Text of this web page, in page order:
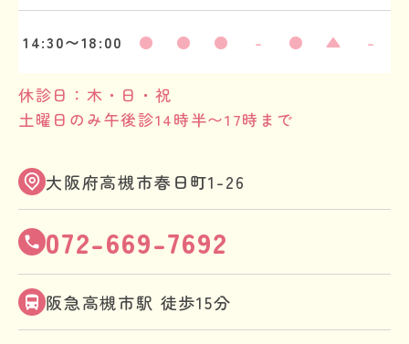
14:30〜18:00 ● ● ● - ● ▲ -
休診日：木・日・祝
土曜日のみ午後診14時半〜17時まで
大阪府高槻市春日町1-26
072-669-7692
阪急高槻市駅 徒歩15分